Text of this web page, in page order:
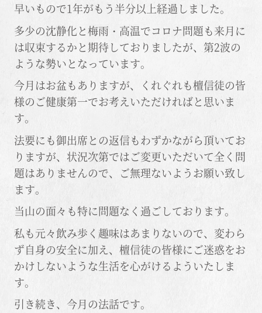
早いもので1年がもう半分以上経過しました。
多少の沈静化と梅雨・高温でコロナ問題も来月に
は収束するかと期待しておりましたが、第2波の
ような勢いとなっています。
今月はお盆もありますが、くれぐれも檀信徒の皆
様のご健康第一でお考えいただければと思いま
す。
法要にも御出席との返信もわずかながら頂いてお
りますが、状況次第ではご変更いただいて全く問
題はありませんので、ご無理ないようお願い致し
ます。
当山の面々も特に問題なく過ごしております。
私も元々飲み歩く趣味はあまりないので、変わら
ず自身の安全に加え、檀信徒の皆様にご迷惑をお
かけしないような生活を心がけるよういたしま
す。
引き続き、今月の法話です。